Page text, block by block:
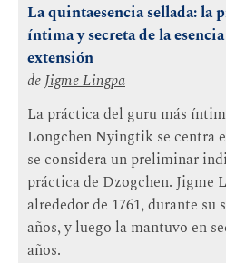
La quintaesencia sellada: la
íntima y secreta de la
extensión
de Jigme Lingpa
La práctica del guru más
Longchen Nyingtik se centra
se considera un preliminar
práctica de Dzogchen. Jigme
alrededor de 1761, durante su
años, y luego la mantuvo en
años.